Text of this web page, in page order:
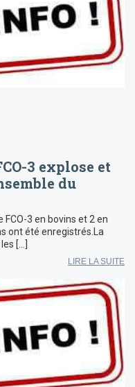
3 explose et
du
3 en bovins et 2 en
ont été enregistrés.La
[…]
LIRE LA SUITE